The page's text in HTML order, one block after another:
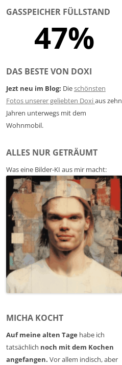
GASSPEICHER FÜLLSTAND
47%
DAS BESTE VON DOXI
Jezt neu im Blog: Dieschönsten
Fotos unserer geliebten Doxiaus zehn
Jahren unterwegs mit dem
Wohnmobil.
ALLES NUR GETRÄUMT
Was eine Bilder-KI aus mir macht:
MICHA KOCHT
Auf meine alten Tage habe ich
tatsächlich noch mit dem Kochen
angefangen. Vor allem indisch, aber